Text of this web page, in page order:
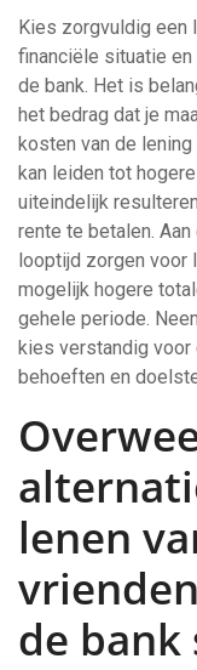
Kies zorgvuldig een
financiële situatie
de bank. Het is
het bedrag dat je
kosten van de
kan leiden tot
uiteindelijk
rente te betalen.
looptijd zorgen voor
mogelijk hogere
gehele periode.
kies verstandig voor
behoeften en
lenen
de bank